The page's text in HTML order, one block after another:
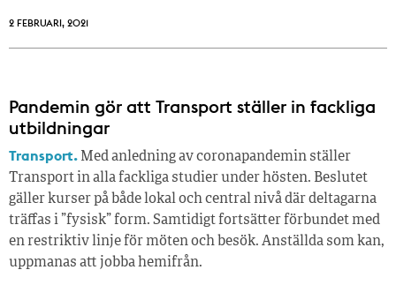
2 FEBRUARI, 2021
Pandemin gör att Transport ställer in fackliga
utbildningar
Transport. Med anledning av coronapandemin ställer
Transport in alla fackliga studier under hösten. Beslutet
gäller kurser på både lokal och central nivå där deltagarna
träffas i ”fysisk” form. Samtidigt fortsätter förbundet med
en restriktiv linje för möten och besök. Anställda som kan,
uppmanas att jobba hemifrån.